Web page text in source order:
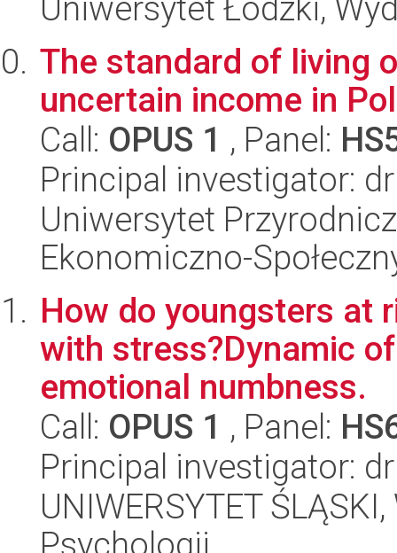
Uniwersytet Łódzki,
The standard of living
uncertain income in
Call: OPUS 1 , Panel:
Principal investigator:
Uniwersytet
Ekonomiczno-
How do youngsters at
with stress?Dynamic
emotional numbness.
Call: OPUS 1 , Panel:
Principal investigator:
UNIWERSYTET
Psychologii